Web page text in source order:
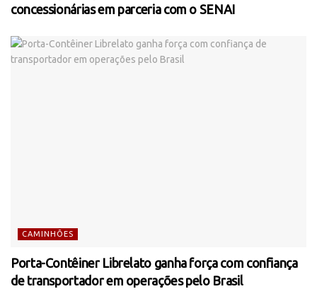
concessionárias em parceria com o SENAI
CAMINHÕES
Porta-Contêiner Librelato ganha força com confiança
de transportador em operações pelo Brasil